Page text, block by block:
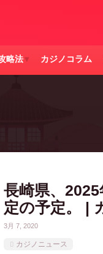
略法 カジノコラム
長崎県、
定の予定。 |
3月 7, 2020
カジノニュース